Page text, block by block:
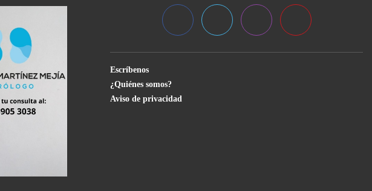
Escríbenos
¿Quiénes somos?
Aviso de privacidad